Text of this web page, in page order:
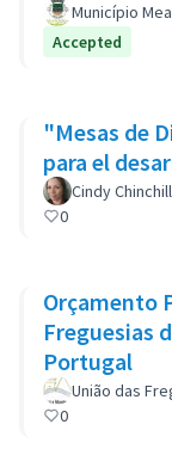
Município
Accepted
"Mesas de
para el
Cindy
0
Orçamento
Freguesias
Portugal
União das
0